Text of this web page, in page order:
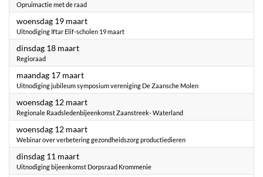
Opruimactie met de raad
woensdag 19 maart2025
Uitnodiging Iftar Elif-scholen 19 maart
dinsdag 18 maart2025
Regioraad
maandag 17 maart2025
Uitnodiging jubileum symposium vereniging De Zaansche Molen
woensdag 12 maart2025
Regionale Raadsledenbijeenkomst Zaanstreek- Waterland
woensdag 12 maart2025
Webinar over verbetering gezondheidszorg productiedieren
dinsdag 11 maart2025
Uitnodiging bijeenkomst Dorpsraad Krommenie